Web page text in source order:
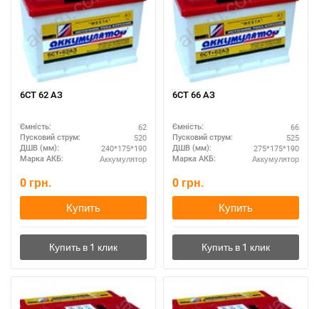
6СТ 62 АЗ
Ємність: 62
Пусковий струм: 520
ДШВ (мм): 240*175*190
Марка АКБ: Аккумулятор
0 грн.
Купить
6СТ 66 АЗ
Ємність: 66
Пусковий струм: 525
ДШВ (мм): 275*175*190
Марка АКБ: Аккумулятор
0 грн.
Купить